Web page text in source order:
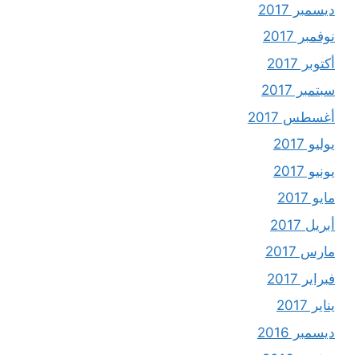
ديسمبر 2017
نوفمبر 2017
أكتوبر 2017
سبتمبر 2017
أغسطس 2017
يوليو 2017
يونيو 2017
مايو 2017
أبريل 2017
مارس 2017
فبراير 2017
يناير 2017
ديسمبر 2016